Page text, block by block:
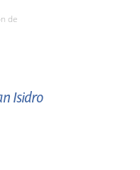
de
Isidro